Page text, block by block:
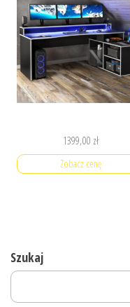
1399,00 zł
Zobacz cenę
Szukaj